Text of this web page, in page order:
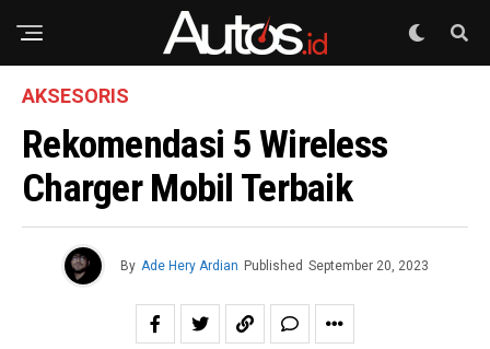
AKSESORIS
Rekomendasi 5 Wireless
Charger Mobil Terbaik
By Ade Hery Ardian Published September 20, 2023